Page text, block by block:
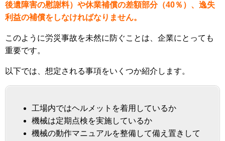
後遺障害の慰謝料）や休業補償の差額部分（40％）、逸失
利益の補償をしなければなりません。
このように労災事故を未然に防ぐことは、企業にとっても
重要です。
以下では、想定される事項をいくつか紹介します。
工場内ではヘルメットを着用しているか
機械は定期点検を実施しているか
機械の動作マニュアルを整備して備え置きして